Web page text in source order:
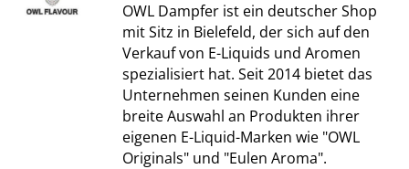
OWL Dampfer ist ein deutscher Shop
mit Sitz in Bielefeld, der sich auf den
Verkauf von E-Liquids und Aromen
spezialisiert hat. Seit 2014 bietet das
Unternehmen seinen Kunden eine
breite Auswahl an Produkten ihrer
eigenen E-Liquid-Marken wie "OWL
Originals" und "Eulen Aroma".